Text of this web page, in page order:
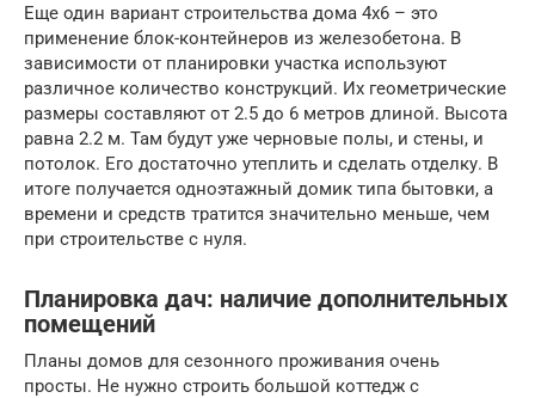
Еще один вариант строительства дома 4х6 – это
применение блок-контейнеров из железобетона. В
зависимости от планировки участка используют
различное количество конструкций. Их геометрические
размеры составляют от 2.5 до 6 метров длиной. Высота
равна 2.2 м. Там будут уже черновые полы, и стены, и
потолок. Его достаточно утеплить и сделать отделку. В
итоге получается одноэтажный домик типа бытовки, а
времени и средств тратится значительно меньше, чем
при строительстве с нуля.
Планировка дач: наличие дополнительных
помещений
Планы домов для сезонного проживания очень
просты. Не нужно строить большой коттедж с